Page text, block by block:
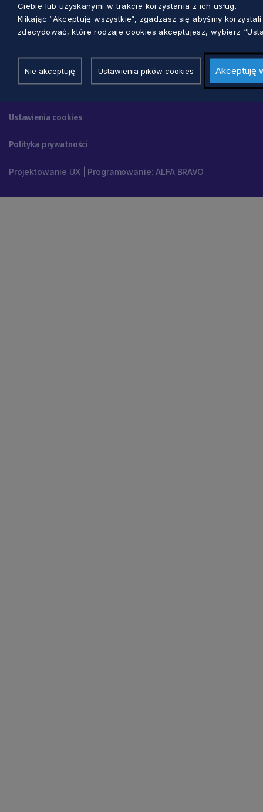
Nawigacja
Ustawienia cookies
Polityka prywatności
Projektowanie UX | Programowanie: ALFA BRAVO
Ciebie lub uzyskanymi w trakcie korzystania z ich usług.
Klikając “Akceptuję wszystkie“, zgadzasz się abyśmy
zdecydować, które rodzaje cookies akceptujesz, wybierz
Nie akceptuję Ustawienia pików cookies Akceptuję